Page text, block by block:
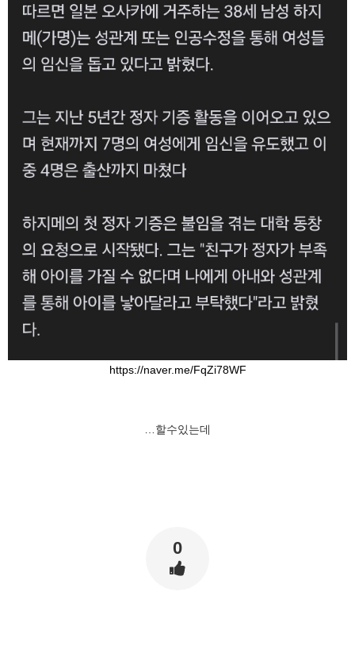
https://naver.me/FqZi78WF
…할수있는데
0